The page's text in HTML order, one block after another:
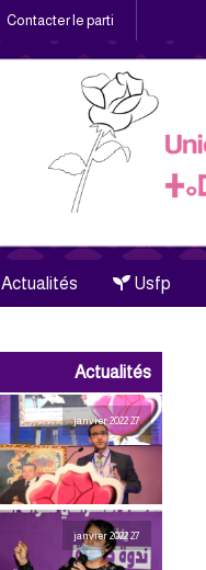
Contacter le parti
Actualités Usfp
Actualités
27 janvier 2022
27 janvier 2022